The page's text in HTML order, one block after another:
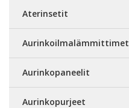
Aterinsetit
Aurinkoilmalämmittimet
Aurinkopaneelit
Aurinkopurjeet